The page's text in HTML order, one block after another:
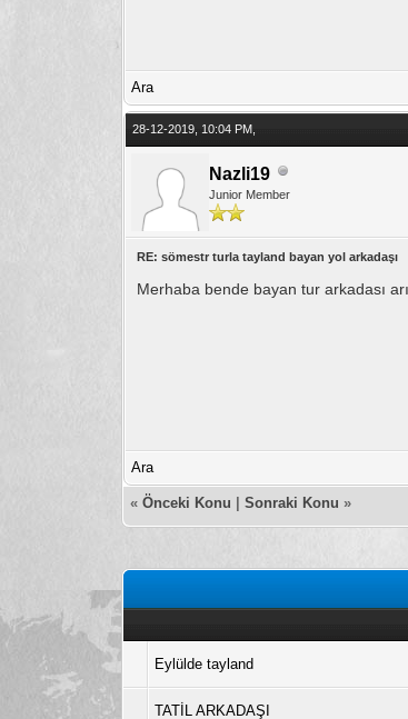
Ara
28-12-2019, 10:04 PM,
Nazli19
Junior Member
RE: sömestr turla tayland bayan yol arkadaşı
Merhaba bende bayan tur arkadası
Ara
«Önceki Konu |Sonraki Konu »
Eylülde tayland
TATİL ARKADAŞI